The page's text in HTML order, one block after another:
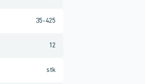
35-425
12
stk